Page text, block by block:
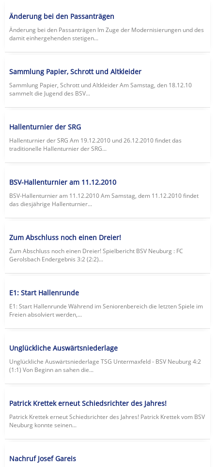
Änderung bei den Passanträgen
Änderung bei den Passanträgen Im Zuge der Modernisierungen und des
damit einhergehenden stetigen...
Sammlung Papier, Schrott und Altkleider
Sammlung Papier, Schrott und Altkleider Am Samstag, den 18.12.10
sammelt die Jugend des BSV...
Hallenturnier der SRG
Hallenturnier der SRG Am 19.12.2010 und 26.12.2010 findet das
traditionelle Hallenturnier der SRG...
BSV-Hallenturnier am 11.12.2010
BSV-Hallenturnier am 11.12.2010 Am Samstag, dem 11.12.2010 findet
das diesjährige Hallenturnier...
Zum Abschluss noch einen Dreier!
Zum Abschluss noch einen Dreier! Spielbericht BSV Neuburg : FC
Gerolsbach Endergebnis 3:2 (2:2)...
E1: Start Hallenrunde
E1: Start Hallenrunde Während im Seniorenbereich die letzten Spiele im
Freien absolviert werden,...
Unglückliche Auswärtsniederlage
Unglückliche Auswärtsniederlage TSG Untermaxfeld - BSV Neuburg 4:2
(1:1) Von Beginn an sahen die...
Patrick Krettek erneut Schiedsrichter des Jahres!
Patrick Krettek erneut Schiedsrichter des Jahres! Patrick Krettek vom BSV
Neuburg konnte seinen...
Nachruf Josef Gareis